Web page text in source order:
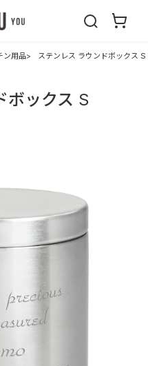
ン用品 ステンレス ラウンドボックス S
ボックス S